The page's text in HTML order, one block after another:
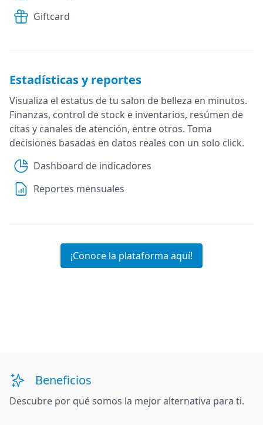
Giftcard
Estadísticas y reportes
Visualiza el estatus de tu salon de belleza en minutos.
Finanzas, control de stock e inventarios, resúmen de
citas y canales de atención, entre otros. Toma
decisiones basadas en datos reales con un solo click.
Dashboard de indicadores
Reportes mensuales
¡Conoce la plataforma aquí!
Beneficios
Descubre por qué somos la mejor alternativa para ti.